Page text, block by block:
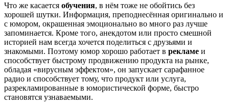
Что же касается обучения, в нём тоже не обойтись без
хорошей шутки. Информация, преподнесённая оригинально и
с юмором, окрашенная эмоционально во много раз лучше
запоминается. Кроме того, анекдотом или просто смешной
историей нам всегда хочется поделиться с друзьями и
знакомыми. Поэтому юмор хорошо работает в рекламе и
способствует быстрому продвижению продукта на рынке,
обладая «вирусным эффектом», он запускает сарафанное
радио и способствует тому, что продукт или услуга,
разрекламированные в юмористической форме, быстро
становятся узнаваемыми.